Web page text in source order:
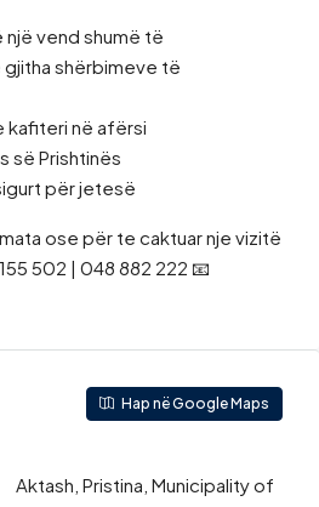
një vend shumë të
shërbimeve të
kafiteri në afërsi
së Prishtinës
për jetesë
ose për te caktuar nje vizitë
502 | 048 882 222 📧
Hap në Google Maps
Aktash, Pristina, Municipality of